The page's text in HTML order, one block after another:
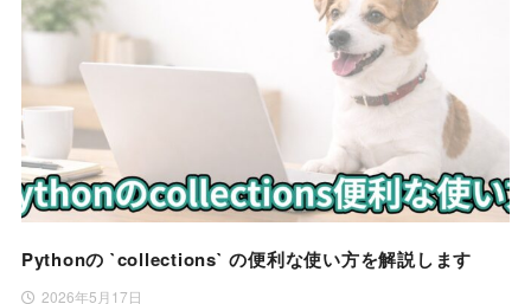
Pythonの `collections` の便利な使い方を解説します
2026年5月17日